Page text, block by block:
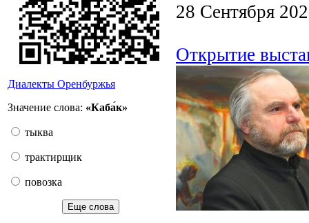
Диалекты Оренбуржья
Значение слова: «Каба́к»
тыква
трактирщик
повозка
Еще слова
28 Сентября
Открытие